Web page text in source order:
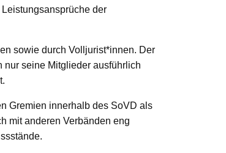
der
sowie durch Volljurist*innen. Der
nur seine Mitglieder ausführlich
Gremien innerhalb des SoVD als
mit anderen Verbänden eng